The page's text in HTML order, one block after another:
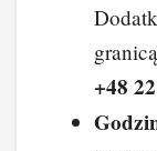
+48